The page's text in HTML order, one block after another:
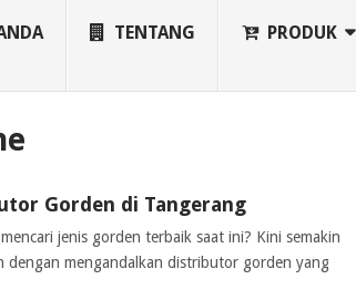
TENTANG PRODUK
Gorden di Tangerang
jenis gorden terbaik saat ini? Kini semakin
dengan mengandalkan distributor gorden yang